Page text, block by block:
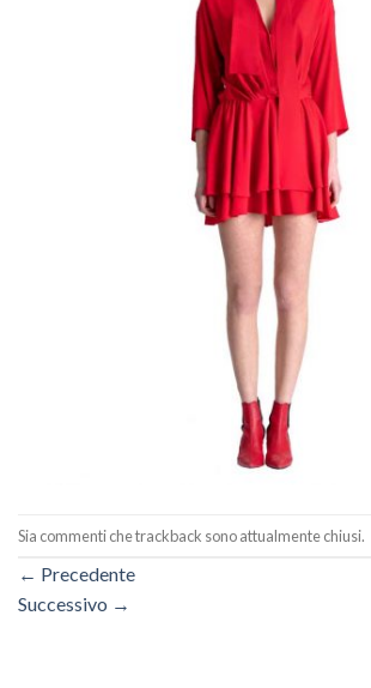
Sia commenti che trackback sono attualmente chiusi.
← Precedente
Successivo →